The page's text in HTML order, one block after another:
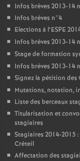
Infos brèves 2013-14
Infos brèves n°4
Elections à l’ESPE
Infos brèves 2013-14
Stage de formation
Infos brèves 2013-14
Signez la pétition des
Mutations, notation,
Liste des berceaux
Titularisation et
stagiaires
Stagiaires 2014-2015
Créteil
Affectation des